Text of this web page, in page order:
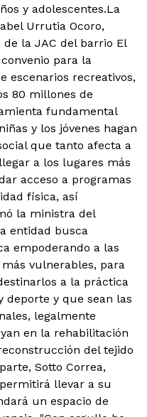
y adolescentes.La
Urrutia Ocoro,
la JAC del barrio El
para la
escenarios recreativos,
80 millones de
fundamental
y los jóvenes hagan
que tanto afecta a
a los lugares más
acceso a programas
física, así
la ministra del
entidad busca
empoderando a las
vulnerables, para
a la práctica
deporte y que sean las
legalmente
en la rehabilitación
del tejido
Sotto Correa,
llevar a su
un espacio de